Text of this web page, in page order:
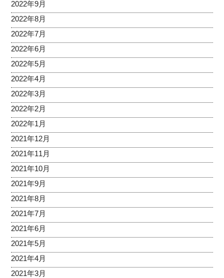
2022年9月
2022年8月
2022年7月
2022年6月
2022年5月
2022年4月
2022年3月
2022年2月
2022年1月
2021年12月
2021年11月
2021年10月
2021年9月
2021年8月
2021年7月
2021年6月
2021年5月
2021年4月
2021年3月